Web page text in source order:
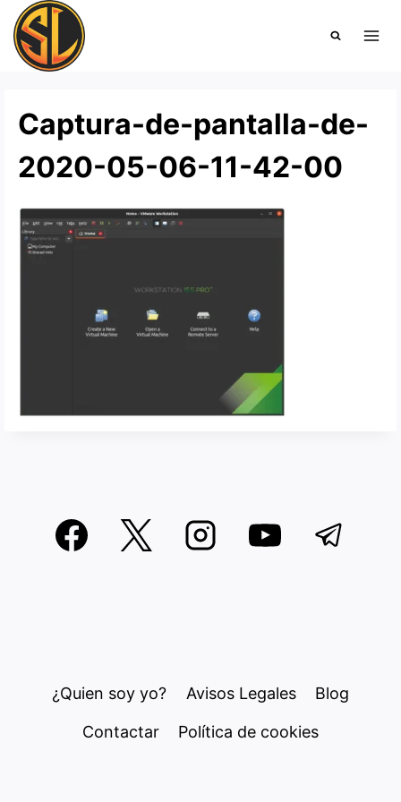
Saltar
contenido
Captura-de-pantalla-de-
2020-05-06-11-42-00
¿Quien soy yo? Avisos Legales Blog
Contactar Política de cookies